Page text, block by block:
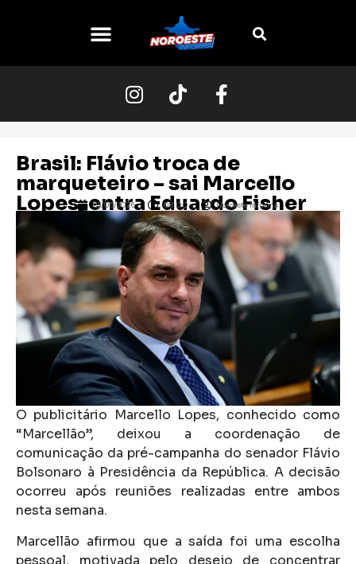
Brasil: Flávio troca de
marqueteiro – sai Marcello
Lopes, entra Eduardo Fisher
23/05/2026 08:00 Noroeste Informa
O publicitário Marcello Lopes, conhecido como
“Marcellão”, deixou a coordenação de
comunicação da pré-campanha do senador Flávio
Bolsonaro à Presidência da República. A decisão
ocorreu após reuniões realizadas entre ambos
nesta semana.
Marcellão afirmou que a saída foi uma escolha
pessoal, motivada pelo desejo de concentrar